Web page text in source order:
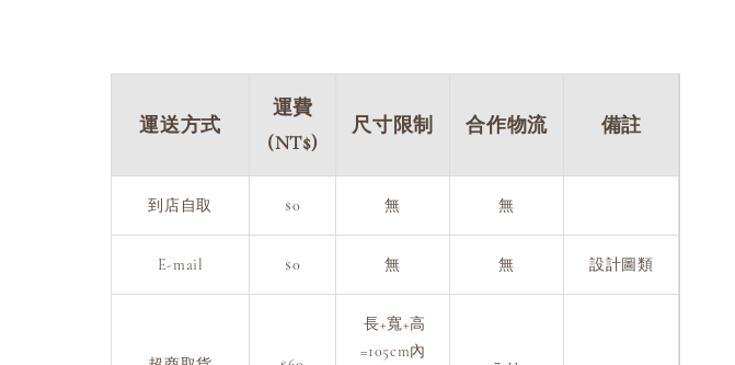
運送方式
運費
(NT$)
尺寸限制 合作物流 備註
到店自取 $0 無 無
E-mail $0 無 無 設計圖類
長+寬+高
=105cm內